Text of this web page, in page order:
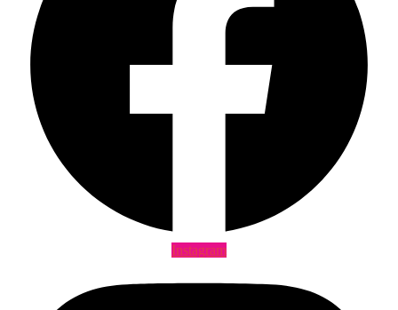
Instagram